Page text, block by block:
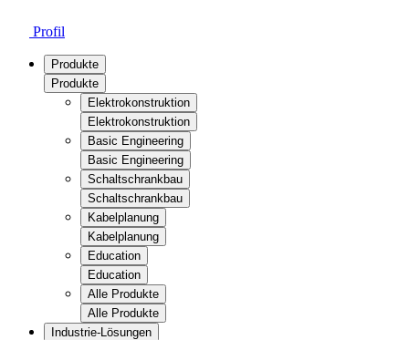
Profil
Produkte
Produkte
Elektrokonstruktion
Elektrokonstruktion
Basic Engineering
Basic Engineering
Schaltschrankbau
Schaltschrankbau
Kabelplanung
Kabelplanung
Education
Education
Alle Produkte
Alle Produkte
Industrie-Lösungen